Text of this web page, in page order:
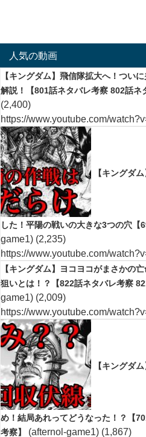
人気の動画
【キングダム】飛信隊拡大へ！つい
解説！【801話ネタバレ考察 802話ネ
(2,400)
https://www.youtube.com/
【キングダ
した！平陽の戦いの大きな3つの穴【
game1) (2,235)
https://www.youtube.com/
【キングダム】ヨコヨコがまさかの
狙いとは！？【822話ネタバレ考察
game1) (2,009)
https://www.youtube.com/
【キングダ
め！結局あれってどうなった！？【
考察】
(afternol-game1) (1,867)